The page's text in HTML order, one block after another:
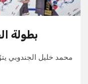
بطولة